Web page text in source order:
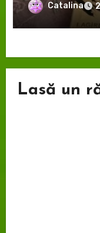
Catalina
Lasă un